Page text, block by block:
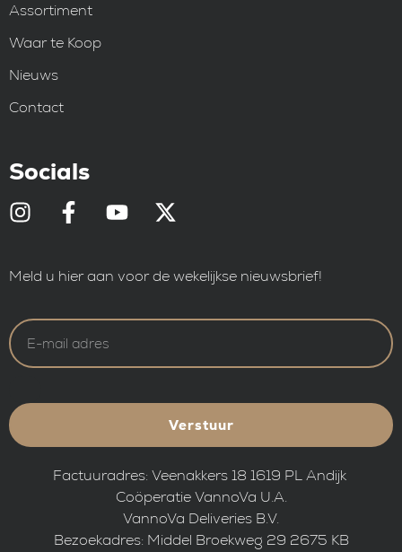
Assortiment
Waar te Koop
Nieuws
Contact
Socials
Meld u hier aan voor de wekelijkse nieuwsbrief!
Verstuur
Factuuradres: Veenakkers 18 1619 PL Andijk
Coöperatie VannoVa U.A.
VannoVa Deliveries B.V.
Bezoekadres: Middel Broekweg 29 2675 KB